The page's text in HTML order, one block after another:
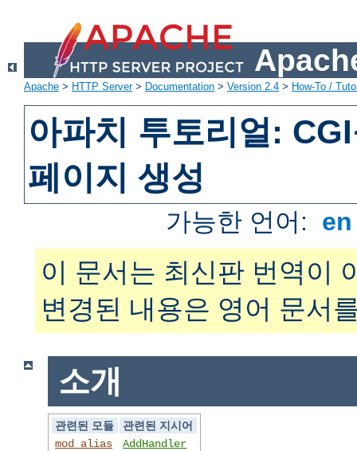
Apache > HTTP Server> Documentation > Version 2.4 > How-To /
아파치 투토리얼:
페이지 생성
가능한 언어:
이 문서는 최신판 번역이
변경된 내용은 영어 문서
소개
관련된 모듈
관련된 지시어
mod_alias
AddHandler